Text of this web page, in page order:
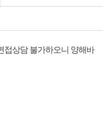
접상담 불가하오니 양해바